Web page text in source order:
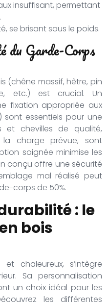
insuffisant, permettant
se brisant sous le poids.
du Garde-Corps
(chêne massif, hêtre, pin
etc.) est crucial. Un
fixation appropriée aux
sont essentiels pour une
et chevilles de qualité,
charge prévue, sont
soignée minimise les
conçu offre une sécurité
mal réalisé peut
corps de 50%.
: le
bois
chaleureux, s’intègre
Sa personnalisation
un choix idéal pour les
les différentes